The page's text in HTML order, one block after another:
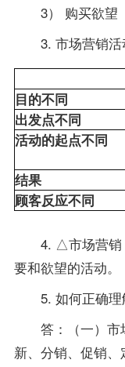
3） 购买欲望
3. 市场营销活
目的不同
出发点不同
活动的起点不同
结果
顾客反应不同
4. △市场营销：
要和欲望的活动。
5. 如何正确理
答：（一）市
新、分销、促销